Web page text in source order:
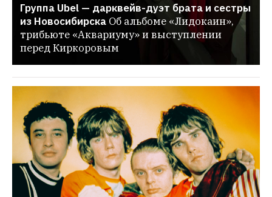
Группа Ubel — дарквейв-дуэт брата и сестры
из Новосибирска Об альбоме «Лидокаин»,
трибьюте «Аквариуму» и выступлении
перед Киркоровым